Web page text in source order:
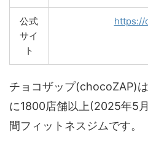
公式
サイ
ト
https://
チョコザップ(chocoZAP)
に1800店舗以上(2025年5
間フィットネスジムです。